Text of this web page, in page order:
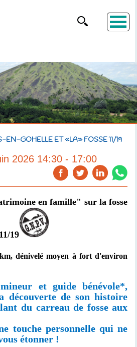
EN-GOHELLE ET «LA» FOSSE 11/19
2026 14:30 - 17:00
en famille" sur la fosse
19
dénivelé moyen à fort d'environ
et guide bénévole*,
découverte de son histoire
du carreau de fosse aux
touche personnelle qui ne
étonner !